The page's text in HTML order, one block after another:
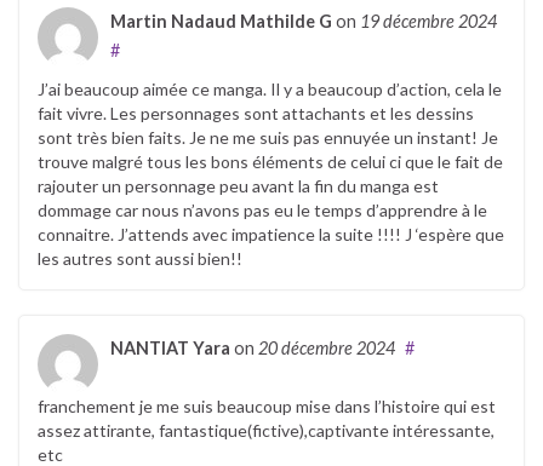
Martin Nadaud Mathilde G on 19 décembre 2024
#
J’ai beaucoup aimée ce manga. Il y a beaucoup d’action, cela le
fait vivre. Les personnages sont attachants et les dessins
sont très bien faits. Je ne me suis pas ennuyée un instant! Je
trouve malgré tous les bons éléments de celui ci que le fait de
rajouter un personnage peu avant la fin du manga est
dommage car nous n’avons pas eu le temps d’apprendre à le
connaitre. J’attends avec impatience la suite !!!! J ‘espère que
les autres sont aussi bien!!
NANTIAT Yara on 20 décembre 2024 #
franchement je me suis beaucoup mise dans l’histoire qui est
assez attirante, fantastique(fictive),captivante intéressante,
etc